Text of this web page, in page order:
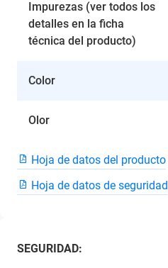
Impurezas (ver todos los
detalles en la ficha
técnica del producto)
Color
Olor
Hoja de datos del producto
Hoja de datos de seguridad
SEGURIDAD: